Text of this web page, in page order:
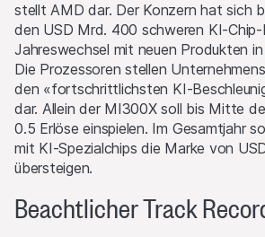
stellt AMD dar. Der Konzern hat sich
den USD Mrd. 400 schweren KI-
Jahreswechsel mit neuen Produkten
Die Prozessoren stellen
den «fortschrittlichsten KI-
dar. Allein der MI300X soll bis Mitte
0.5 Erlöse einspielen. Im Gesamtjahr
mit KI-Spezialchips die Marke von
übersteigen.
Beachtlicher Track